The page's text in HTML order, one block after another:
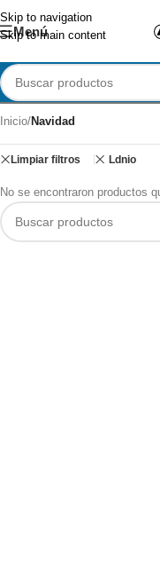
Skip to navigation
Skip to main content
Menú
Inicio/Navidad
Limpiar filtros Ldnio
No se encontraron productos